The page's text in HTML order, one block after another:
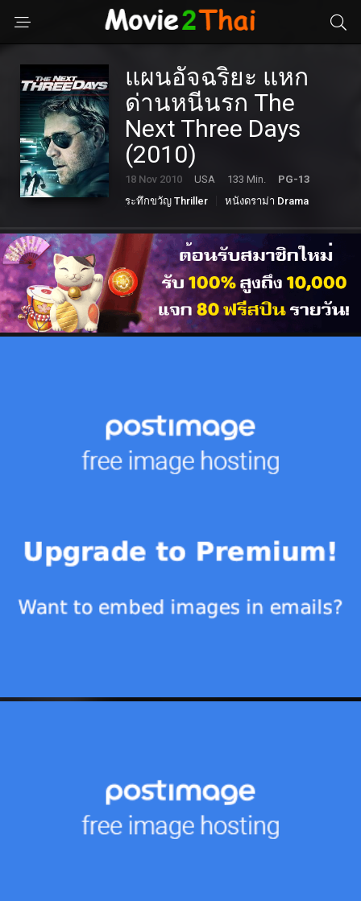
แผนอัจฉริยะ แหก
ด่านหนีนรก The
Next Three Days
(2010)
18 Nov 2010 USA 133 Min.
PG-13
ระทึกขวัญ Thriller
หนังดราม่า Drama